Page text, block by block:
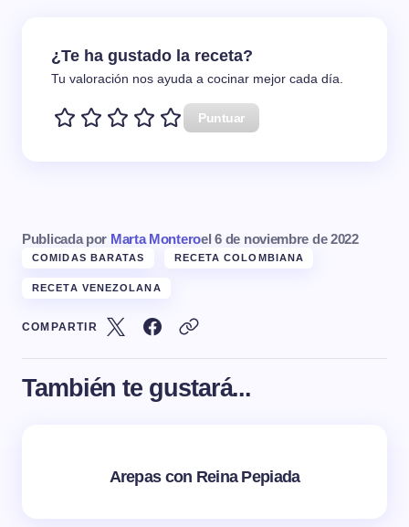
¿Te ha gustado la receta?
Tu valoración nos ayuda a cocinar mejor cada día.
Puntuar
Publicada por Marta Monteroel 6 de noviembre de 2022
COMIDAS BARATAS RECETA COLOMBIANA
RECETA VENEZOLANA
COMPARTIR
También te gustará...
Arepas con Reina Pepiada